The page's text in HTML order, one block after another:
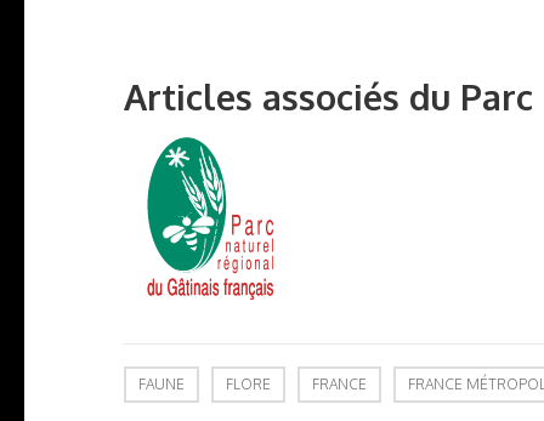
Articles associés du
FAUNE FLORE FRANCE FRANCE